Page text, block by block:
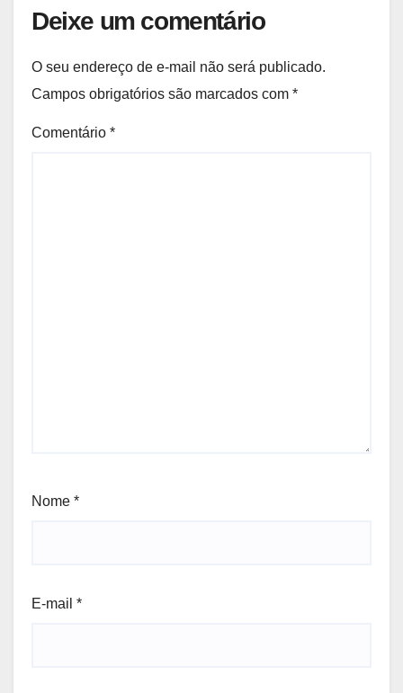
Deixe um comentário
O seu endereço de e-mail não será publicado.
Campos obrigatórios são marcados com *
Comentário *
Nome *
E-mail *